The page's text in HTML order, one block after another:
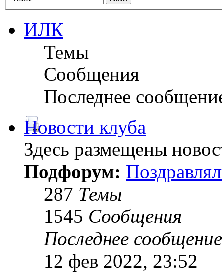
ИЛК
Темы
Сообщения
Последнее
Новости клуба
Здесь размещены
Подфорум:
287 Темы
1545 Сообщения
Последнее сообщение
12 фев 2022, 23:52